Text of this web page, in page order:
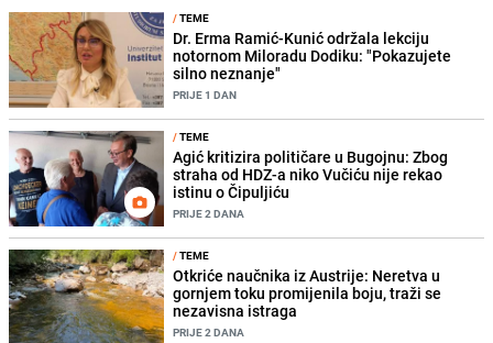
/TEME
Dr. Erma Ramić-Kunić održala lekciju
notornom Miloradu Dodiku: "Pokazujete
silno neznanje"
PRIJE 1 DAN
/TEME
Agić kritizira političare u Bugojnu: Zbog
straha od HDZ-a niko Vučiću nije rekao
istinu o Čipuljiću
PRIJE 2 DANA
/TEME
Otkriće naučnika iz Austrije: Neretva u
gornjem toku promijenila boju, traži se
nezavisna istraga
PRIJE 2 DANA